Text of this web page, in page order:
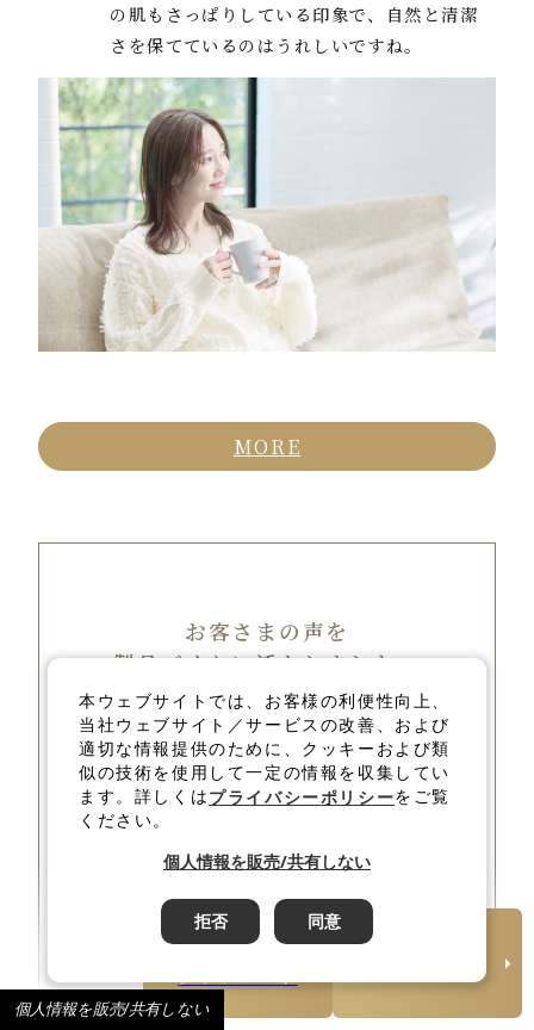
カタログ
の肌もさっぱりしている印象で、自然と清潔
さを保てているのはうれしいですね。
MORE
お客さまの声を
製品づくりに活かしました。
30代 / 女性
水まわりの家事は時間もかかるし、手間も
多いです。家族で過ごす時間が増やせるよ
もラクになればいいのにと思います。
40代 / 女性
個人情報を販売/共有しない
本ウェブサイトでは、お客様の利便性向上、
当社ウェブサイト／サービスの改善、および
適切な情報提供のために、クッキーおよび類
似の技術を使用して一定の情報を収集してい
ます。詳しくはプライバシーポリシーをご覧
ください。
個人情報を販売/共有しない
拒否 同意